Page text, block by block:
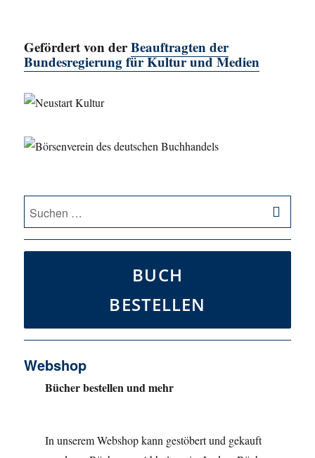
Gefördert von derBeauftragten der
Bundesregierung für Kultur und Medien
Suche
nach:
BUCH
BESTELLEN
Webshop
Bücher bestellen und mehr
In unserem Webshop kann gestöbert und gekauft